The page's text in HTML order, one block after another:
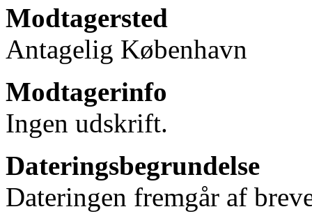
Modtagersted
Antagelig København
Modtagerinfo
Ingen udskrift.
Dateringsbegrundelse
Dateringen fremgår af